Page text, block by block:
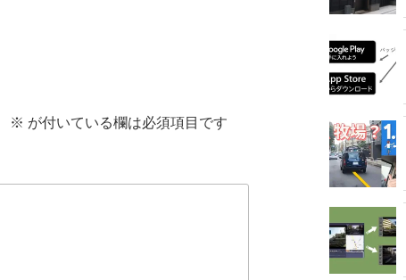
※ が付いている欄は必須項目です